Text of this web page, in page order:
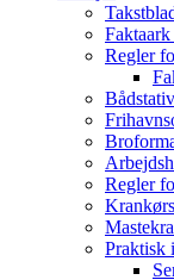
Regler
Regler
Praktisk